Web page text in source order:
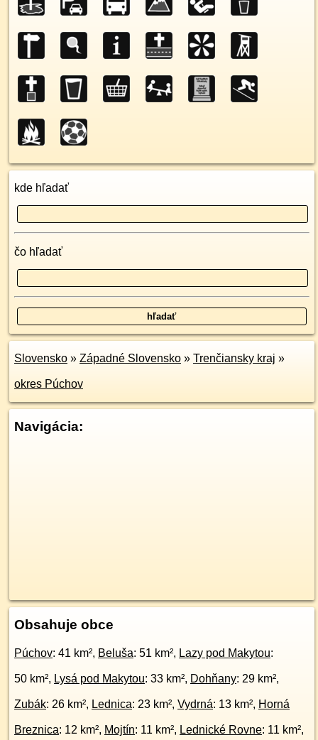
kde hľadať
čo hľadať
Slovensko » Západné Slovensko » Trenčiansky kraj »
okres Púchov
Navigácia:
Obsahuje obce
Púchov: 41 km², Beluša: 51 km², Lazy pod Makytou:
50 km², Lysá pod Makytou: 33 km², Dohňany: 29 km²,
Zubák: 26 km², Lednica: 23 km², Vydrná: 13 km², Horná
Breznica: 12 km², Mojtín: 11 km², Lednické Rovne: 11 km²,